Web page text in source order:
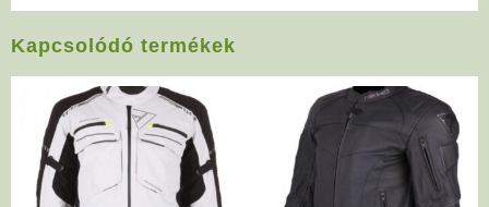
Kapcsolódó termékek